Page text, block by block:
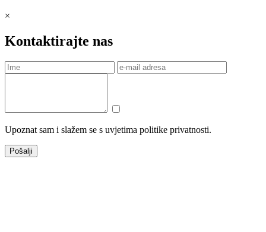
×
Kontaktirajte nas
Upoznat sam i slažem se s uvjetima politike privatnosti.
Pošalji